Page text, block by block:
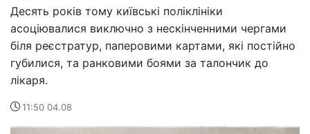
Десять років тому київські поліклініки
асоціювалися виключно з нескінченними чергами
біля реєстратур, паперовими картами, які постійно
губилися, та ранковими боями за талончик до
лікаря.
11:50 04.08